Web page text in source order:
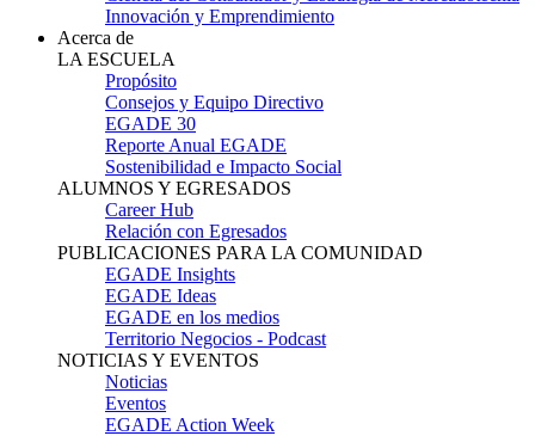
Innovación y Emprendimiento
Acerca de
LA ESCUELA
Propósito
Consejos y Equipo Directivo
EGADE 30
Reporte Anual EGADE
Sostenibilidad e Impacto Social
ALUMNOS Y EGRESADOS
Career Hub
Relación con Egresados
PUBLICACIONES PARA LA COMUNIDAD
EGADE Insights
EGADE Ideas
EGADE en los medios
Territorio Negocios - Podcast
NOTICIAS Y EVENTOS
Noticias
Eventos
EGADE Action Week